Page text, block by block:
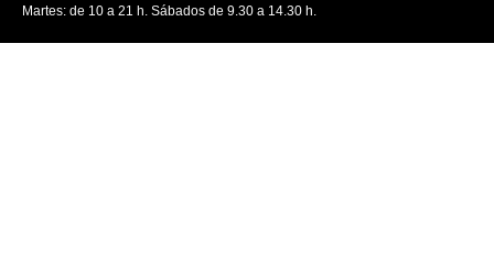
Martes: de 10 a 21 h. Sábados de 9.30 a 14.30 h.